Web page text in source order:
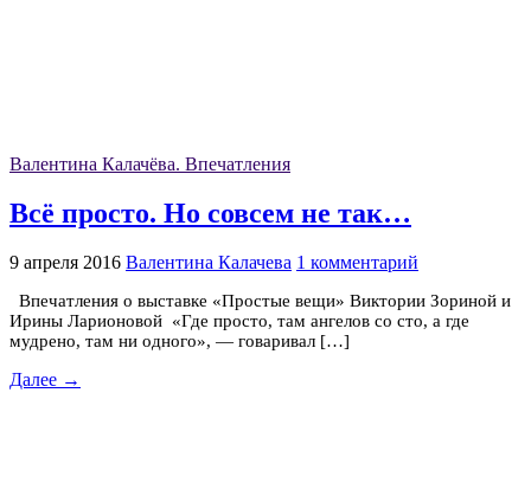
Валентина Калачёва. Впечатления
Всё просто. Но совсем не так…
9 апреля 2016 Валентина Калачева 1 комментарий
Впечатления о выставке «Простые вещи» Виктории Зориной и
Ирины Ларионовой «Где просто, там ангелов со сто, а где
мудрено, там ни одного», — говаривал […]
Далее →